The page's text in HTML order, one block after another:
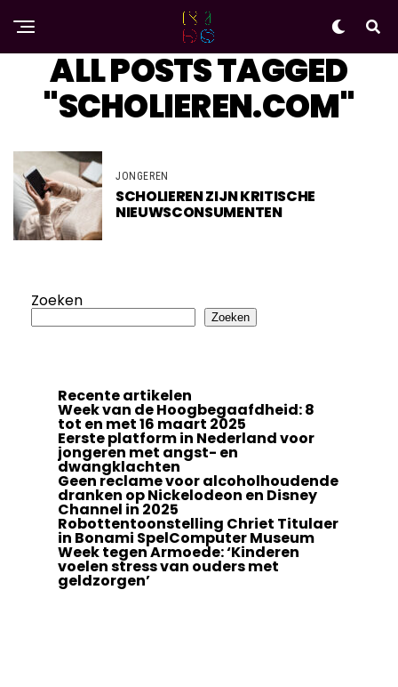
ALL POSTS TAGGED
"SCHOLIEREN.COM"
JONGEREN
SCHOLIEREN ZIJN KRITISCHE
NIEUWSCONSUMENTEN
Zoeken
Zoeken
Recente artikelen
Week van de Hoogbegaafdheid: 8
tot en met 16 maart 2025
Eerste platform in Nederland voor
jongeren met angst- en
dwangklachten
Geen reclame voor alcoholhoudende
dranken op Nickelodeon en Disney
Channel in 2025
Robottentoonstelling Chriet Titulaer
in Bonami SpelComputer Museum
Week tegen Armoede: ‘Kinderen
voelen stress van ouders met
geldzorgen’